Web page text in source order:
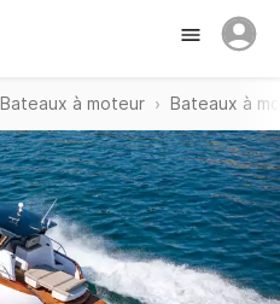
Bateaux à moteur Bateaux à